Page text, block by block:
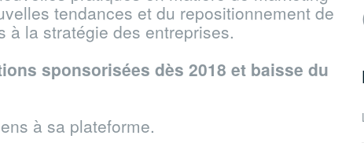
tendances et du repositionnement de
la stratégie des entreprises.
sponsorisées dès 2018 et baisse du
à sa plateforme.